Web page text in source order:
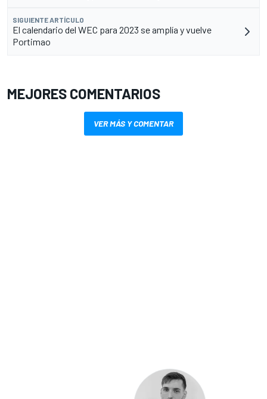
SIGUIENTE ARTÍCULO
El calendario del WEC para 2023 se amplía y vuelve
Portimao
MEJORES COMENTARIOS
VER MÁS Y COMENTAR